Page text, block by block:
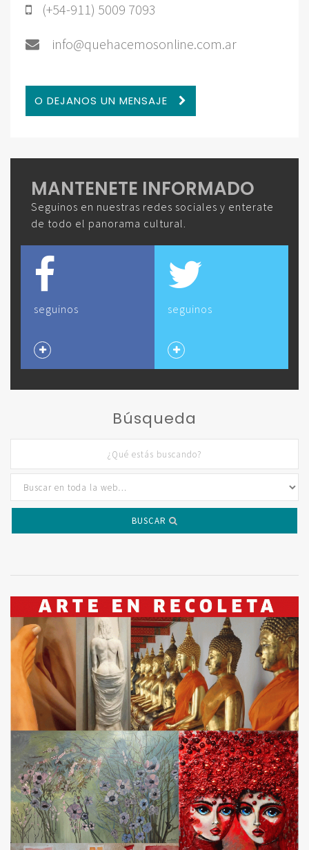
(+54-911) 5009 7093
info@quehacemosonline.com.ar
O DEJANOS UN MENSAJE
MANTENETE INFORMADO
Seguinos en nuestras redes sociales y enterate
de todo el panorama cultural.
seguinos seguinos
Búsqueda
BUSCAR